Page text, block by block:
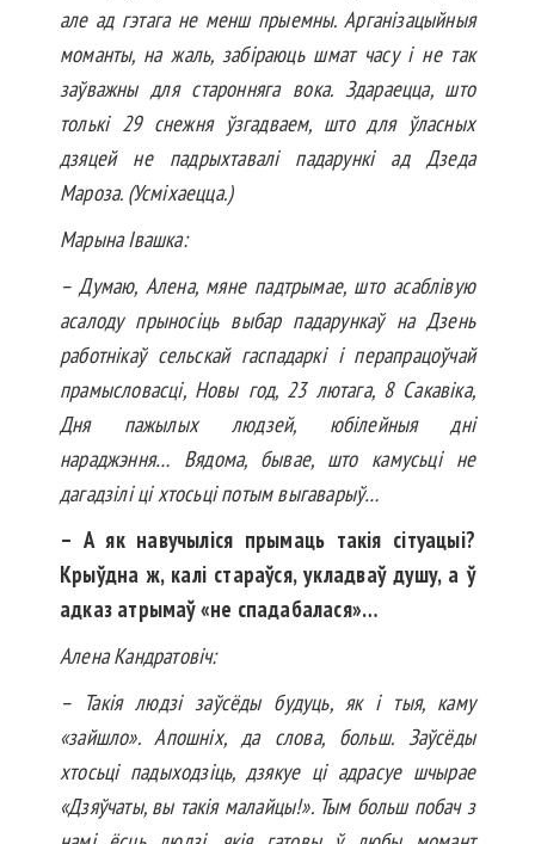
але ад гэтага не менш прыемны. Арганізацыйныя
моманты, на жаль, забіраюць шмат часу і не так
заўважны для старонняга вока. Здараецца, што
толькі 29 снежня ўзгадваем, што для ўласных
дзяцей не падрыхтавалі падарункі ад Дзеда
Мароза. (Усміхаецца.)
Марына Івашка:
– Думаю, Алена, мяне падтрымае, што асаблівую
асалоду прыносіць выбар падарункаў на Дзень
работнікаў сельскай гаспадаркі і перапрацоўчай
прамысловасці, Новы год, 23 лютага, 8 Сакавіка,
Дня пажылых людзей, юбілейныя дні
нараджэння… Вядома, бывае, што камусьці не
дагадзілі ці хтосьці потым выгаварыў…
– А як навучыліся прымаць такія сітуацыі?
Крыўдна ж, калі стараўся, укладваў душу, а ў
адказ атрымаў «не спадабалася»…
Алена Кандратовіч:
– Такія людзі заўсёды будуць, як і тыя, каму
«зайшло». Апошніх, да слова, больш. Заўсёды
хтосьці падыходзіць, дзякуе ці адрасуе шчырае
«Дзяўчаты, вы такія малайцы!». Тым больш побач з